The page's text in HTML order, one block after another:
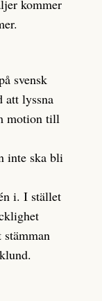
kommer
svensk
att lyssna
motion till
inte ska bli
i. I stället
stämman